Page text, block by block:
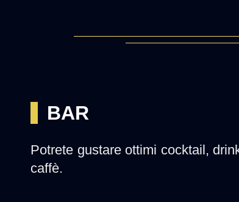
BAR
Potrete gustare ottimi cocktail,
caffè.